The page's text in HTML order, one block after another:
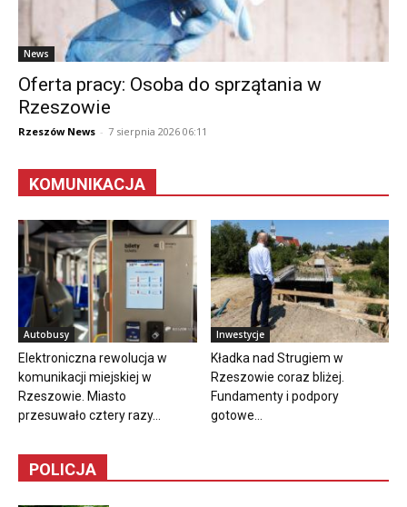
News
Oferta pracy: Osoba do sprzątania w
Rzeszowie
Rzeszów News - 7 sierpnia 2026 06:11
KOMUNIKACJA
Autobusy
Elektroniczna rewolucja w
komunikacji miejskiej w
Rzeszowie. Miasto
przesuwało cztery razy...
Inwestycje
Kładka nad Strugiem w
Rzeszowie coraz bliżej.
Fundamenty i podpory
gotowe...
POLICJA